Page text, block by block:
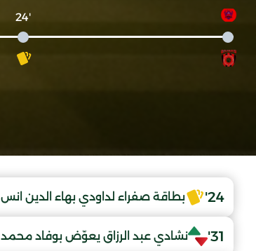
'24
24' بطاقة صفراء لداودي بهاء الدين انس
31' نشادي عبد الرزاق يعوّض بوفاد محمد